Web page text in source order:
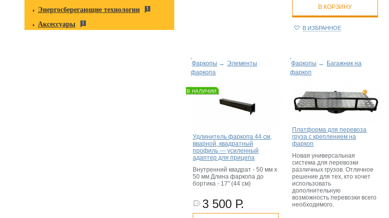
Энергосберегающие технологии 1
Аксессуары 1
В КОРЗИНУ
В ИЗБРАННОЕ
Фаркопы → Элементы
фаркопа
В НАЛИЧИИ
Удлинитель фаркопа 44 см,
вварной, квадратный
профиль — усиленный
адаптер для прицепа
Внутренний квадрат - 50 мм х
50 мм Длина фаркопа до
бортика - 17" (44 см)
3 500 Р.
Фаркопы →
Багажник на
фаркоп
Платформа для перевоза
груза с креплением на
фаркоп
Новая универсальная
система для перевозки
различных грузов. Отличное
решение для тех, кто хочет
использовать
дополнительную
возможность перевозки всего
необходимого.